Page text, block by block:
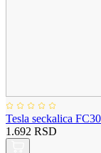
Tesla seckalica
1.692 RSD